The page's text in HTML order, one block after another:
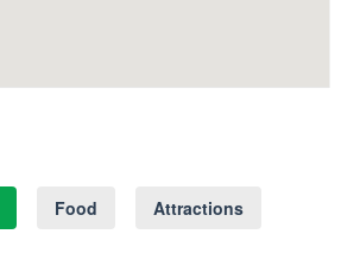
Food
Attractions